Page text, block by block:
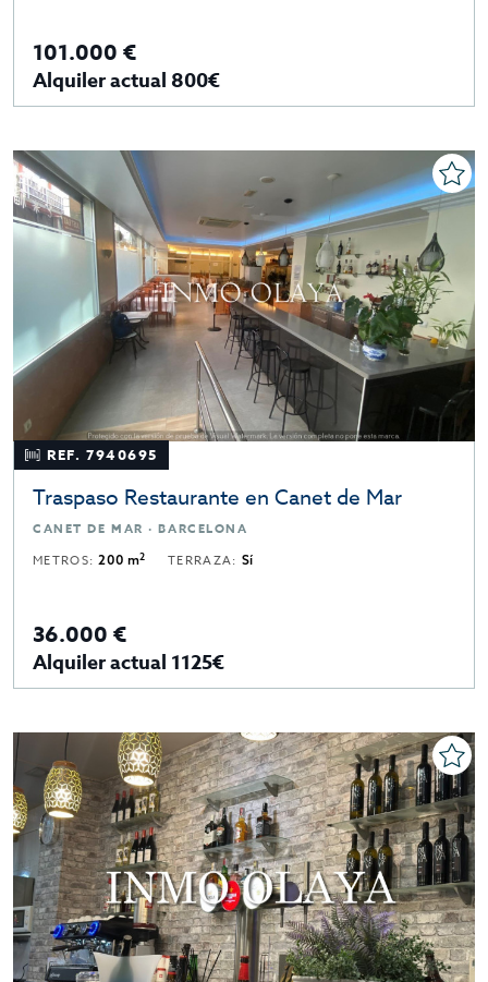
101.000 €
Alquiler actual 800€
REF. 7940695
Traspaso Restaurante en Canet de Mar
CANET DE MAR · BARCELONA
METROS:200 m2 TERRAZA: Sí
36.000 €
Alquiler actual 1125€